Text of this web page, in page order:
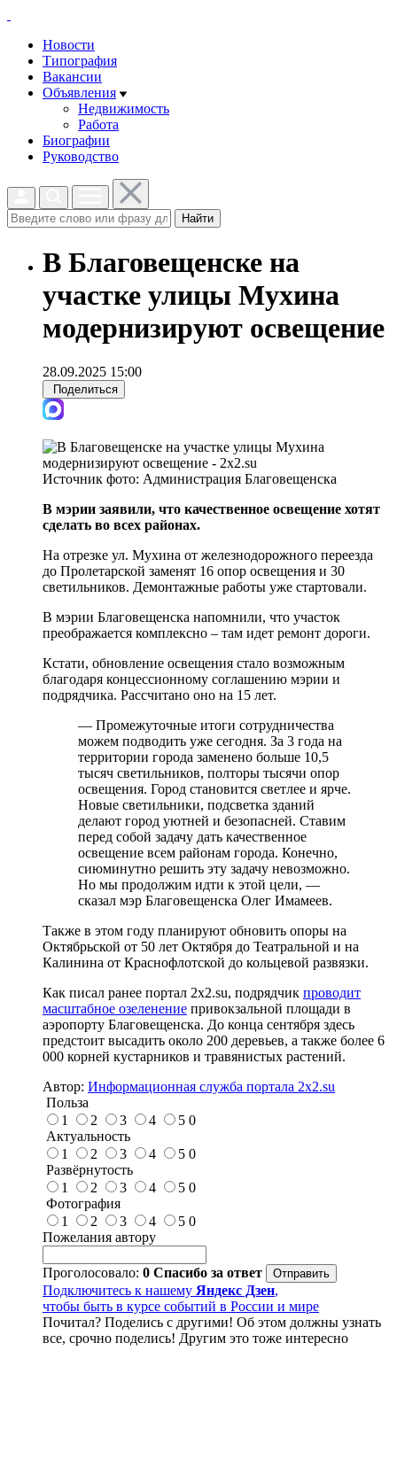
Новости
Типография
Вакансии
Объявления
Недвижимость
Работа
Биографии
Руководство
Найти
В Благовещенске на
участке улицы Мухина
модернизируют освещение
28.09.2025 15:00
Поделиться
Источник фото: Администрация Благовещенска
В мэрии заявили, что качественное освещение хотят
сделать во всех районах.
На отрезке ул. Мухина от железнодорожного переезда
до Пролетарской заменят 16 опор освещения и 30
светильников. Демонтажные работы уже стартовали.
В мэрии Благовещенска напомнили, что участок
преображается комплексно – там идет ремонт дороги.
Кстати, обновление освещения стало возможным
благодаря концессионному соглашению мэрии и
подрядчика. Рассчитано оно на 15 лет.
— Промежуточные итоги сотрудничества
можем подводить уже сегодня. За 3 года на
территории города заменено больше 10,5
тысяч светильников, полторы тысячи опор
освещения. Город становится светлее и ярче.
Новые светильники, подсветка зданий
делают город уютней и безопасней. Ставим
перед собой задачу дать качественное
освещение всем районам города. Конечно,
сиюминутно решить эту задачу невозможно.
Но мы продолжим идти к этой цели, —
сказал мэр Благовещенска Олег Имамеев.
Также в этом году планируют обновить опоры на
Октябрьской от 50 лет Октября до Театральной и на
Калинина от Краснофлотской до кольцевой развязки.
Как писал ранее портал 2х2.su, подрядчик проводит
масштабное озеленение привокзальной площади в
аэропорту Благовещенска. До конца сентября здесь
предстоит высадить около 200 деревьев, а также более 6
000 корней кустарников и травянистых растений.
Автор: Информационная служба портала 2x2.su
Польза
1
2 3 4 5 0
Актуальность
1
2 3 4 5 0
Развёрнутость
1
2 3 4 5 0
Фотография
1
2 3 4 5 0
Пожелания автору
Проголосовало: 0 Спасибо за ответ
Подключитесь к нашему Яндекс Дзен,
чтобы быть в курсе событий в России и мире
Почитал? Поделись с другими! Об этом должны узнать
все, срочно поделись! Другим это тоже интересно